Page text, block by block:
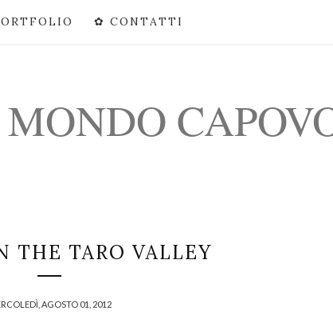
✿ CONTATTI
THE TARO VALLEY
AGOSTO 01, 2012